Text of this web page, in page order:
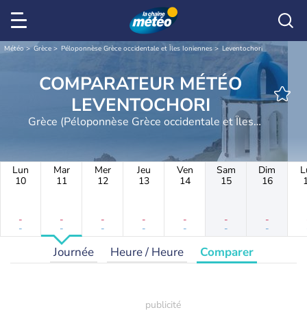
Météo Grèce Péloponnèse Grèce occidentale et Îles Ioniennes Leventochori
COMPARATEUR MÉTÉO
LEVENTOCHORI
Grèce (Péloponnèse Grèce occidentale et Îles
Lun
10
-
-
Mar
11
-
-
Mer
12
-
-
Jeu
13
-
-
Ven
14
-
-
Sam
15
-
-
Dim
16
-
-
Journée Heure / Heure Comparer